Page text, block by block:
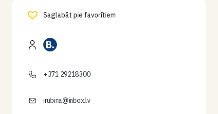
Saglabāt pie favorītiem
+371 29218300
irubina@inbox.lv